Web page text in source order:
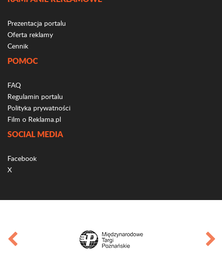
Prezentacja portalu
Oferta reklamy
Cennik
POMOC
FAQ
Regulamin portalu
Polityka prywatności
Film o Reklama.pl
SOCIAL MEDIA
Facebook
X